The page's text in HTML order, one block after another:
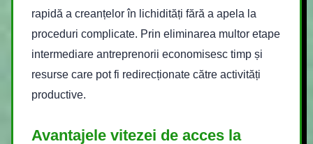
rapidă a creanțelor în lichidități fără a apela la
proceduri complicate. Prin eliminarea multor etape
intermediare antreprenorii economisesc timp și
resurse care pot fi redirecționate către activități
productive.
Avantajele vitezei de acces la